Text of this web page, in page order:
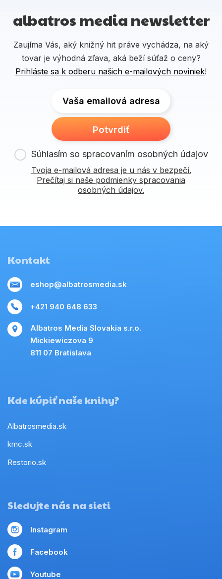
albatros media newsletter
Zaujíma Vás, aký knižný hit práve vychádza, na aký
tovar je výhodná zľava, aká beží súťaž o ceny?
Prihláste sa k odberu našich e-mailových noviniek!
Vaša emailová adresa
Potvrdiť
Súhlasím so spracovaním osobných údajov
Tvoja e-mailová adresa je u nás v bezpečí.
Prečítaj si naše podmienky spracovania
osobných údajov.
Kontakt
eshop@albatrosmedia.sk
+421 940 648 633
Albatros Media Slovakia s.r.o.
Mickiewiczova 9
811 07 Bratislava
Kde kúpiť naše knihy?
Albatrosmedia.sk
kmc.sk
Restorio.sk
Sledujte nás na sieti
Instagram
Facebook
Youtube